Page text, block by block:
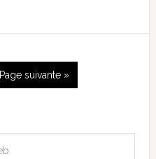
Page suivante »